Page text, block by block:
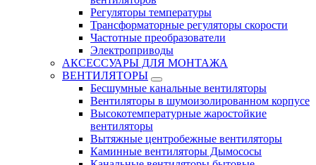
Регуляторы температуры
Трансформаторные регуляторы скорости
Частотные преобразователи
Электроприводы
АКСЕССУАРЫ ДЛЯ МОНТАЖА
ВЕНТИЛЯТОРЫ
Бесшумные канальные вентиляторы
Вентиляторы в шумоизолированном корпусе
Высокотемпературные жаростойкие
вентиляторы
Вытяжные центробежные вентиляторы
Каминные вентиляторы Дымососы